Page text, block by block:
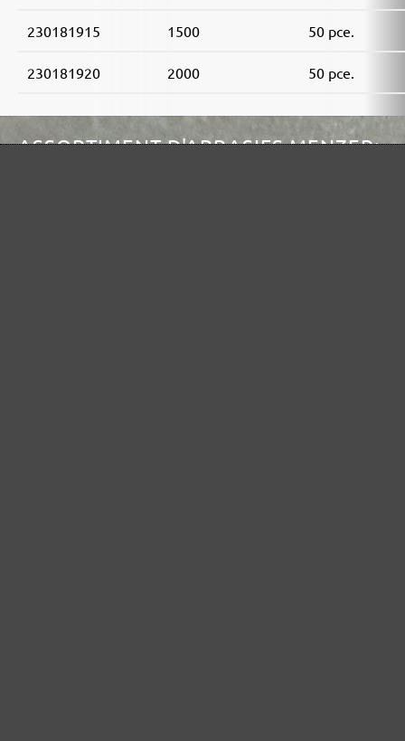
230181915 1500 50 pce.
230181920 2000 50 pce.
ASSORTIMENT D'ABRASIFS MENZER: